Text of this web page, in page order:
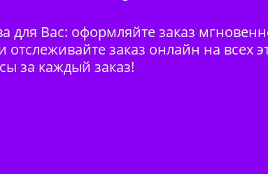
для Вас: оформляйте заказ
отслеживайте заказ онлайн на всех
за каждый заказ!